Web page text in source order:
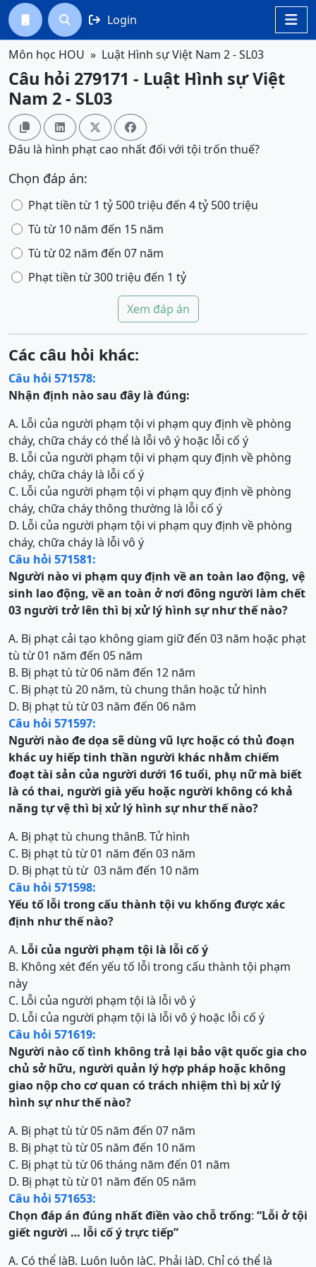

  Login
Môn học HOU Luật Hình sự Việt Nam 2 - SL03
Câu hỏi 279171 - Luật Hình sự Việt
Nam 2 - SL03
   
Đâu là hình phạt cao nhất đối với tội trốn thuế?
Chọn đáp án:
Phạt tiền từ 1 tỷ 500 triệu đến 4 tỷ 500 triệu
Tù từ 10 năm đến 15 năm
Tù từ 02 năm đến 07 năm
Phạt tiền từ 300 triệu đến 1 tỷ
Xem đáp án
Các câu hỏi khác:
Câu hỏi 571578:
Nhận định nào sau đây là đúng:
A. Lỗi của người phạm tội vi phạm quy định về phòng
cháy, chữa cháy có thể là lỗi vô ý hoặc lỗi cố ý
B. Lỗi của người phạm tội vi phạm quy định về phòng
cháy, chữa cháy là lỗi cố ý
C. Lỗi của người phạm tội vi phạm quy định về phòng
cháy, chữa cháy thông thường là lỗi cố ý
D. Lỗi của người phạm tội vi phạm quy định về phòng
cháy, chữa cháy là lỗi vô ý
Câu hỏi 571581:
Người nàovi phạm quy định về an toàn lao động, vệ
sinh lao động, về an toàn ở nơi đông người làm chết
03 người trở lên thì bị xử lý hình sự như thế nào?
A. Bị phạt cải tạo không giam giữ đến 03 năm hoặc phạt
tù từ 01 năm đến 05 năm
B. Bị phạt tù từ 06 năm đến 12 năm
C. Bị phạt tù 20 năm, tù chung thân hoặc tử hình
D. Bị phạt tù từ 03 năm đến 06 năm
Câu hỏi 571597:
Người nào đe dọa sẽ dùng vũ lực hoặc có thủ đoạn
khác uy hiếp tinh thần người khác nhằm chiếm
đoạt tài sản của người dưới 16 tuổi, phụ nữ mà biết
là có thai, người già yếu hoặc người không có khả
năng tự vệthì bị xử lý hình sự như thế nào?
A. Bị phạt tù chung thânB. Tử hình
C. Bị phạt tù từ 01 năm đến 03 năm
D. Bị phạt tù từ 03 năm đến 10 năm
Câu hỏi 571598:
Yếu tố lỗi trong cấu thành tội vu khống được xác
định như thế nào?
A. Lỗi của người phạm tội là lỗi cố ý
B. Không xét đến yếu tố lỗi trong cấu thành tội phạm
này
C. Lỗi của người phạm tội là lỗi vô ý
D. Lỗi của người phạm tội là lỗi vô ý hoặc lỗi cố ý
Câu hỏi 571619:
Người nào cố tình không trả lại bảo vật quốc gia cho
chủ sởhữu, người quản lý hợp pháp hoặc không
giao nộp cho cơ quan có trách nhiệm thì bị xử lý
hình sự như thế nào?
A. Bị phạt tù từ 05 năm đến 07 năm
B. Bị phạt tù từ 05 năm đến 10 năm
C. Bị phạt tù từ 06 tháng năm đến 01 năm
D. Bị phạt tù từ 01 năm đến 05 năm
Câu hỏi 571653:
Chọn đáp án đúng nhất điền vào chỗ trống: “Lỗi ở tội
giết người … lỗi cố ý trực tiếp”
A. Có thể làB. Luôn luôn làC. Phải làD. Chỉ có thể là